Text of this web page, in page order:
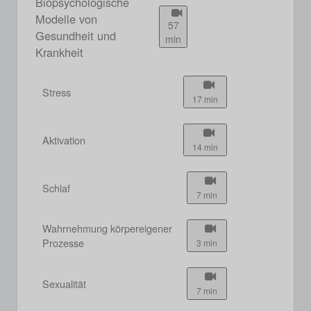
Modelle von
Gesundheit und
Krankheit
57
min
Stress 17 min
Aktivation 14 min
Schlaf 7 min
Wahrnehmung körpereigener
Prozesse
3 min
Sexualität 7 min